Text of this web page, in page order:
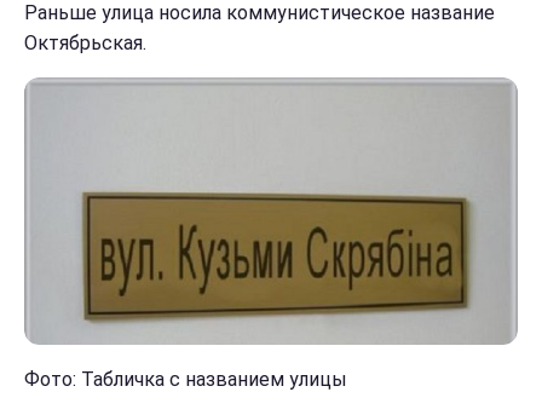
Раньше улица носила коммунистическое название
Октябрьская.
Фото: Табличка с названием улицы